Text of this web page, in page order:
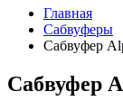
Главная
Сабвуферы
Сабвуфер
Сабвуфер